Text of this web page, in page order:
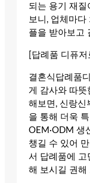
되는 용기 재질
보니, 업체마다
플을 받아보고
[답례품 디퓨
결혼식답례품
게 감사와 따뜻
해보면, 신랑신
을 통해 더욱
OEM·ODM 생
챙길 수 있어
서 답례품에 고
해 보시길 권해